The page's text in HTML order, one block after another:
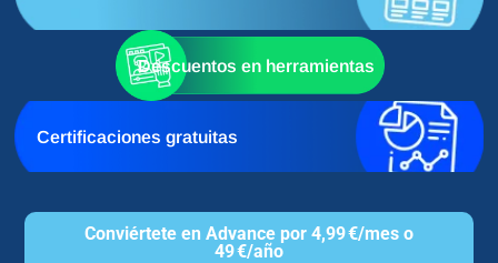
Descuentos en herramientas
Certificaciones gratuitas
Conviértete en Advance por 4,99 €/mes o
49 €/año